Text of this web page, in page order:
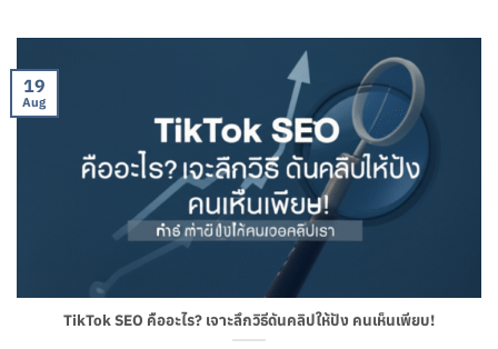
TikTok SEO คืออะไร? เจาะลึกวิธีดันคลิปให้ปัง คนเห็นเพียบ!
19
Aug